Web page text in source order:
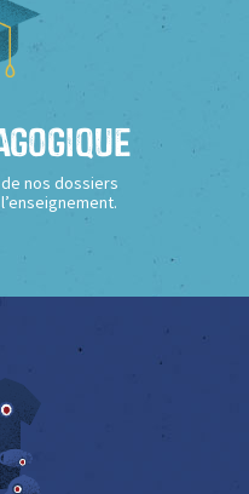
nos dossiers